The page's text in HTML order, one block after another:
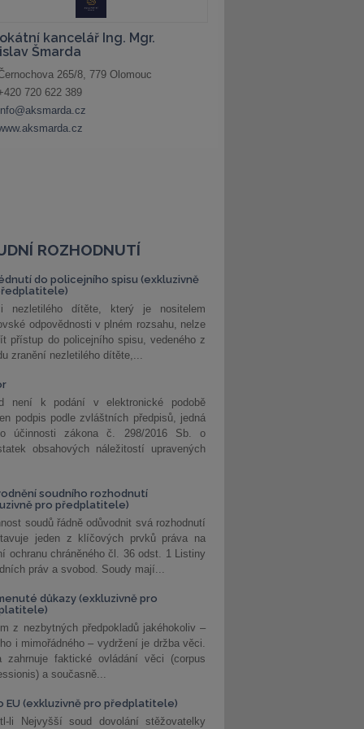
ROZHODNUTÍ
do policejního spisu (exkluzivně
nezletilého dítěte, který je nositelem
odpovědnosti v plném rozsahu, nelze
přístup do policejního spisu, vedeného z
zranění nezletilého dítěte,...
není k podání v elektronické podobě
podpis podle zvláštních předpisů, jedná
účinnosti zákona č. 298/2016 Sb. o
obsahových náležitostí upravených
soudního rozhodnutí
pro předplatitele)
soudů řádně odůvodnit svá rozhodnutí
jeden z klíčových prvků práva na
ochranu chráněného čl. 36 odst. 1 Listiny
práv a svobod. Soudy mají...
důkazy (exkluzivně pro
z nezbytných předpokladů jakéhokoliv –
i mimořádného – vydržení je držba věci.
zahrnuje faktické ovládání věci (corpus
a současně...
EU (exkluzivně pro předplatitele)
li Nejvyšší soud dovolání stěžovatelky